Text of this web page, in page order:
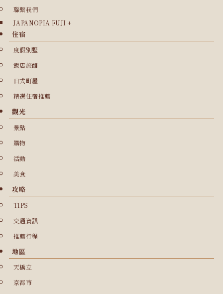
聯繫我們
JAPANOPIA FUJI +
住宿
度假別墅
飯店旅館
日式町屋
精選住宿推薦
觀光
景點
購物
活動
美食
攻略
TIPS
交通資訊
推薦行程
地區
天橋立
京都市